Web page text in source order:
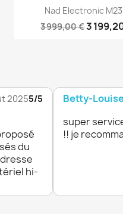
 Aperçu rapide
Nad Electronic
3 999,00 €3
20255/5
du
hi-
Betty-
super
!! je